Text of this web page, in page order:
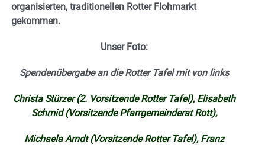
organisierten, traditionellen Rotter Flohmarkt
gekommen.
Unser Foto:
Spendenübergabe an die Rotter Tafel mit von links
Christa Stürzer (2. Vorsitzende Rotter Tafel), Elisabeth
Schmid (Vorsitzende Pfarrgemeinderat Rott),
Michaela Arndt (Vorsitzende Rotter Tafel), Franz